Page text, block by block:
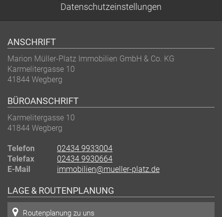
Datenschutzeinstellungen
ANSCHRIFT
Marion Müller-Platz Immobilien GmbH & Co. KG
Karmelitergasse 10
41844 Wegberg
BÜROANSCHRIFT
Karmelitergasse 10
41844 Wegberg
Telefon
02434 9933004
Telefax
02434 9930664
E-Mail
immobilien@mueller-platz.de
LAGE & ROUTENPLANUNG
Routenplanung zu uns